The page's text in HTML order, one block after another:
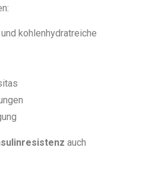
kohlenhydratreiche
auch